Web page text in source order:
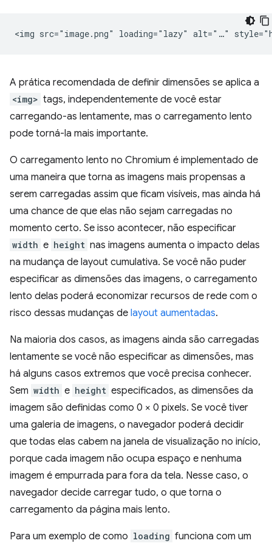
A prática recomendada de definir dimensões se aplica a
<img> tags, independentemente de você estar
carregando-as lentamente, mas o carregamento lento
pode torná-la mais importante.
O carregamento lento no Chromium é implementado de
uma maneira que torna as imagens mais propensas a
serem carregadas assim que ficam visíveis, mas ainda há
uma chance de que elas não sejam carregadas no
momento certo. Se isso acontecer, não especificar
width e height nas imagens aumenta o impacto delas
na mudança de layout cumulativa. Se você não puder
especificar as dimensões das imagens, o carregamento
lento delas poderá economizar recursos de rede com o
risco dessas mudanças de layout aumentadas.
Na maioria dos casos, as imagens ainda são carregadas
lentamente se você não especificar as dimensões, mas
há alguns casos extremos que você precisa conhecer.
Sem width e height especificados, as dimensões da
imagem são definidas como 0 × 0 pixels. Se você tiver
uma galeria de imagens, o navegador poderá decidir
que todas elas cabem na janela de visualização no início,
porque cada imagem não ocupa espaço e nenhuma
imagem é empurrada para fora da tela. Nesse caso, o
navegador decide carregar tudo, o que torna o
carregamento da página mais lento.
Para um exemplo de como loading funciona com um